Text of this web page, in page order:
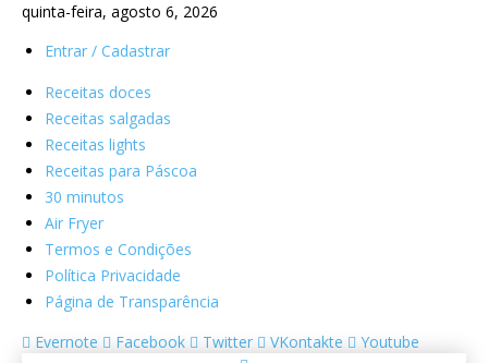
quinta-feira, agosto 6, 2026
Entrar / Cadastrar
Receitas doces
Receitas salgadas
Receitas lights
Receitas para Páscoa
30 minutos
Air Fryer
Termos e Condições
Política Privacidade
Página de Transparência
Evernote
Facebook Twitter VKontakte Youtube